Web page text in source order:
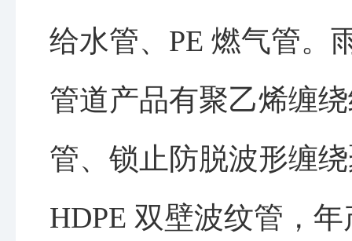
给水管、PE 燃气管。
管道产品有聚乙烯缠
管、锁止防脱波形缠
HDPE 双壁波纹管，